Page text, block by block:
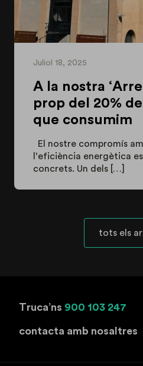
Juliol 18, 2025
A la nostra
prop del 20%
que consumim
El nostre compromís
l’eficiència energètica
concrets. Un dels […]
tots els
Truca’ns 900 103 247
contacta amb nosaltres